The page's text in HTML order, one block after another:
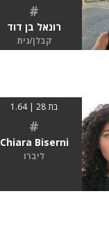
#
רונאל בן דוד
קבלן/נית
בת 28 | 1.64
#
Chiara Biserni
ליברו